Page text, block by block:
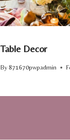
Table Decor
By871670pwpadmin